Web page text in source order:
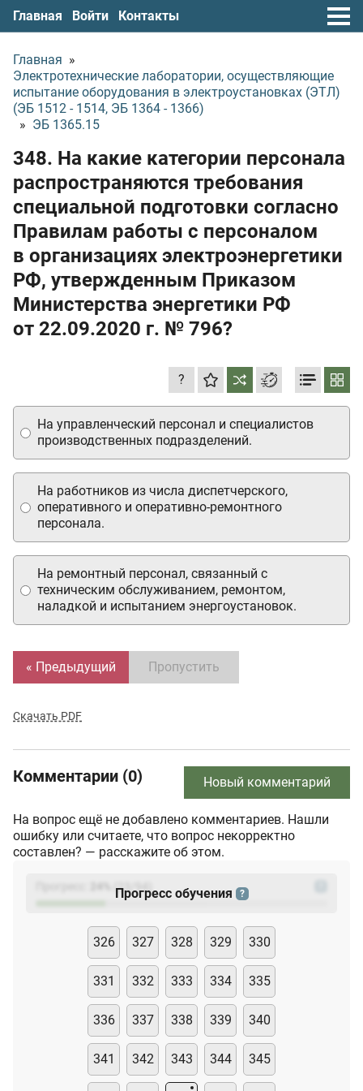
Главная Войти Контакты
Главная »
Электротехнические лаборатории, осуществляющие
испытание оборудования в электроустановках (ЭТЛ)
(ЭБ 1512 - 1514, ЭБ 1364 - 1366)
» ЭБ 1365.15
348. На какие категории персонала
распространяются требования
специальной подготовки согласно
Правилам работы с персоналом
в организациях электроэнергетики
РФ, утвержденным Приказом
Министерства энергетики РФ
от 22.09.2020 г. № 796?
?
На работников из числа диспетчерского,
оперативного и оперативно-ремонтного
персонала.
На управленческий персонал и специалистов
производственных подразделений.
На ремонтный персонал, связанный с
техническим обслуживанием, ремонтом,
наладкой и испытанием энергоустановок.
« Предыдущий Пропустить
Скачать PDF
Комментарии (0) Новый комментарий
На вопрос ещё не добавлено комментариев. Нашли
ошибку или считаете, что вопрос некорректно
составлен? — расскажите об этом.
(23
Прогресс обучения ?
326 327 328 329 330
331 332 333 334 335
336 337 338 339 340
341 342 343 344 345